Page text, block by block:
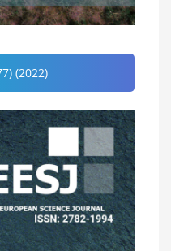
(2022)